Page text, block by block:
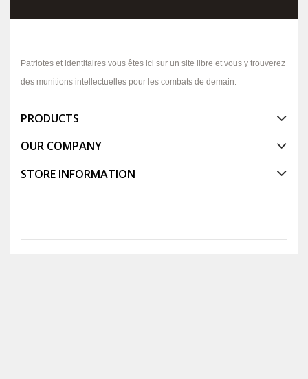
Patriotes et identitaires vous êtes ici sur un site libre et vous y trouverez
des munitions intellectuelles pour les combats de demain.
PRODUCTS
OUR COMPANY
STORE INFORMATION